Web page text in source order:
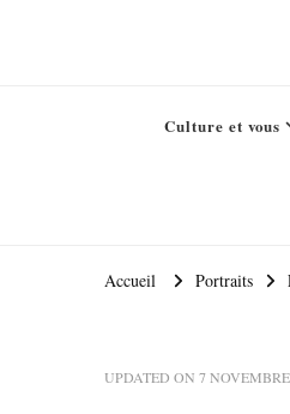
Culture et vous
Accueil Portraits
UPDATED ON 7